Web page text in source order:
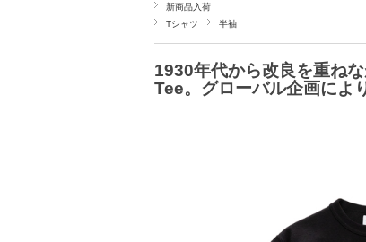
新商品入荷
Tシャツ
半袖
1930年代から改良を重ね
Tee。グローバル企画によ